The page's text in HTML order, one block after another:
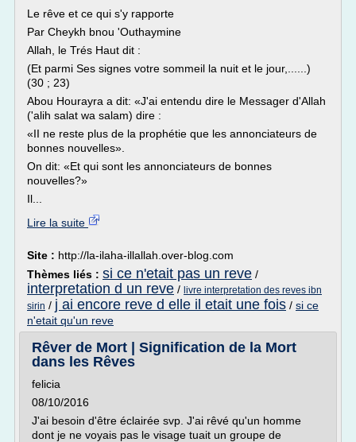
Le rêve et ce qui s'y rapporte
Par Cheykh bnou 'Outhaymine
Allah, le Trés Haut dit :
(Et parmi Ses signes votre sommeil la nuit et le jour,......)
(30 ; 23)
Abou Hourayra a dit: «J'ai entendu dire le Messager d'Allah
('alih salat wa salam) dire :
«II ne reste plus de la prophétie que les annonciateurs de
bonnes nouvelles».
On dit: «Et qui sont les annonciateurs de bonnes
nouvelles?»
Il...
Lire la suite
Site : http://la-ilaha-illallah.over-blog.com
Thèmes liés : si ce n'etait pas un reve /
interpretation d un reve / livre interpretation des reves ibn
sirin / j ai encore reve d elle il etait une fois / si ce
n'etait qu'un reve
Rêver de Mort | Signification de la Mort
dans les Rêves
felicia
08/10/2016
J'ai besoin d'être éclairée svp. J'ai rêvé qu'un homme
dont je ne voyais pas le visage tuait un groupe de